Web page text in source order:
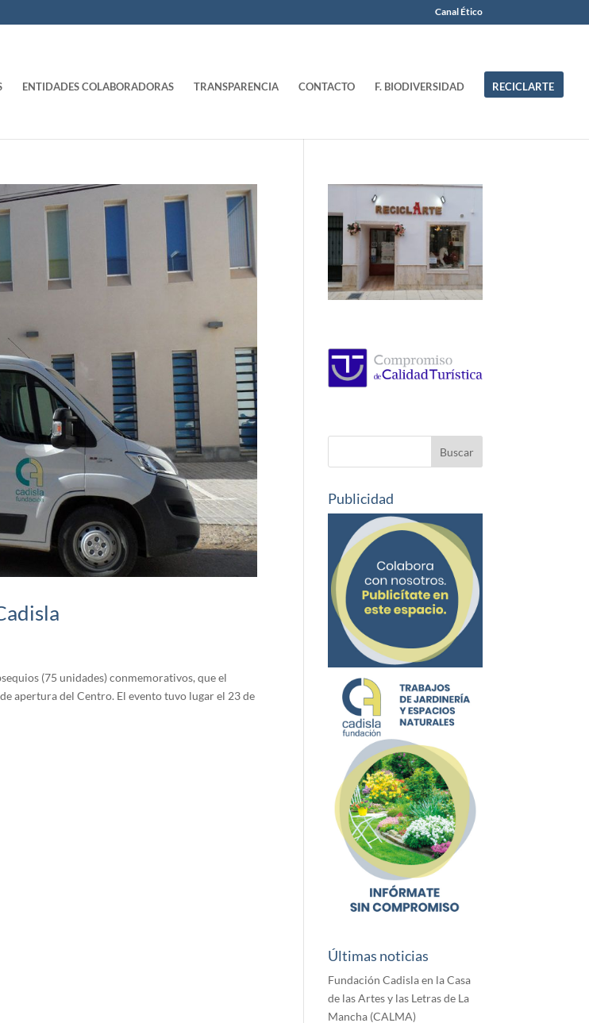
Canal Ético
ENTIDADES COLABORADORAS TRANSPARENCIA CONTACTO F. BIODIVERSIDAD RECICLARTE
(75 unidades) conmemorativos, que el
apertura del Centro. El evento tuvo lugar el 23 de
Publicidad
Últimas noticias
Fundación Cadisla en la Casa
de las Artes y las Letras de La
Mancha (CALMA)